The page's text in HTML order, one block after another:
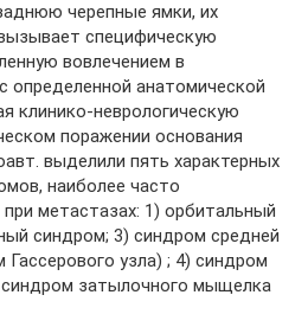
черепные ямки, их
специфическую
вовлечением в
определенной анатомической
клинико-неврологическую
поражении основания
выделили пять характерных
наиболее часто
метастазах: 1) орбитальный
синдром; 3) синдром средней
узла) ; 4) синдром
синдром затылочного мыщелка